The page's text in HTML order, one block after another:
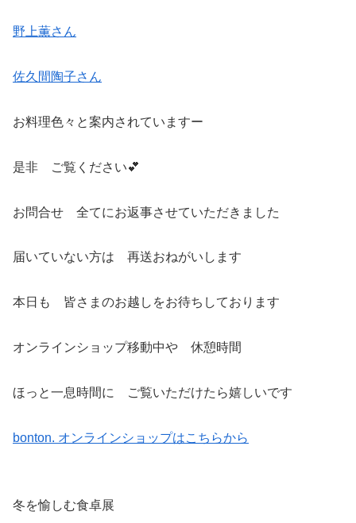
野上薫さん
佐久間陶子さん
お料理色々と案内されていますー
是非 ご覧ください💕
お問合せ 全てにお返事させていただきました
届いていない方は 再送おねがいします
本日も 皆さまのお越しをお待ちしております
オンラインショップ移動中や 休憩時間
ほっと一息時間に ご覧いただけたら嬉しいです
bonton. オンラインショップはこちらから
冬を愉しむ食卓展